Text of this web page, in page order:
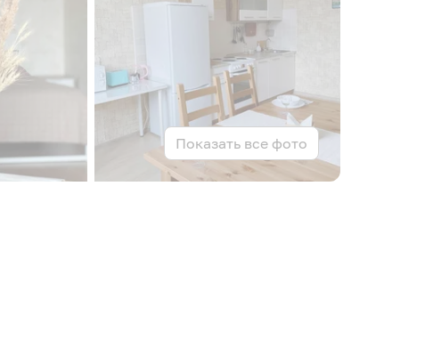
Показать все фото